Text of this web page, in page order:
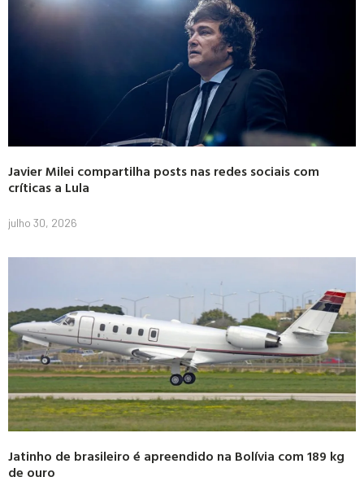
Javier Milei compartilha posts nas redes sociais com
críticas a Lula
julho 30, 2026
Jatinho de brasileiro é apreendido na Bolívia com 189 kg
de ouro